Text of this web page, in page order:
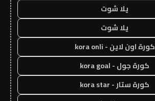
يلا شوت
يلا شوت
كورة اون لاين - kora onli
كورة جول - kora goal
كورة ستار - kora star